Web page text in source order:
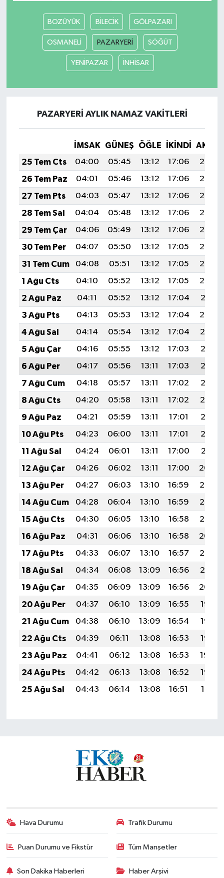
BOZÜYÜK BİLECİK GÖLPAZARI
OSMANELİ PAZARYERİ SÖĞÜT
YENİPAZAR İNHİSAR
PAZARYERİ AYLIK NAMAZ VAKITLERI
İMSAK GÜNEŞ ÖĞLE İKINDI
25 Tem Cts
04:00 05:45 13:12 17:06
20:29
26 Tem Paz
04:01 05:46 13:12 17:06
20:28
27 Tem Pts
04:03 05:47 13:12 17:06
20:27
28 Tem Sal
04:04 05:48 13:12 17:06
20:26
29 Tem Çar
04:06 05:49 13:12 17:06
20:25
30 Tem Per
04:07 05:50 13:12 17:05
20:24
31 Tem Cum
04:08 05:51 13:12 17:05
20:23
1 Ağu Cts
04:10 05:52 13:12 17:05
20:22
2 Ağu Paz
04:11 05:52 13:12 17:04
20:21
3 Ağu Pts
04:13 05:53 13:12 17:04
20:20
4 Ağu Sal
04:14 05:54 13:12 17:04
20:19
5 Ağu Çar
04:16 05:55 13:12 17:03
20:18
6 Ağu Per
04:17 05:56 13:11 17:03
20:17
7 Ağu Cum
04:18 05:57 13:11 17:02
20:15
8 Ağu Cts
04:20 05:58 13:11 17:02
20:14
9 Ağu Paz
04:21 05:59 13:11 17:01
20:13
10 Ağu Pts
04:23 06:00 13:11 17:01
20:12
11 Ağu Sal
04:24 06:01 13:11 17:00
20:11
12 Ağu Çar
04:26 06:02 13:11 17:00
20:09
13 Ağu Per
04:27 06:03 13:10 16:59
20:08
14 Ağu Cum
04:28 06:04 13:10 16:59
20:07
15 Ağu Cts
04:30 06:05 13:10 16:58
20:05
16 Ağu Paz
04:31 06:06 13:10 16:58
20:04
17 Ağu Pts
04:33 06:07 13:10 16:57
20:03
18 Ağu Sal
04:34 06:08 13:09 16:56
20:01
19 Ağu Çar
04:35 06:09 13:09 16:56
20:00
20 Ağu Per
04:37 06:10 13:09 16:55
19:58
21 Ağu Cum
04:38 06:10 13:09 16:54
19:57
22 Ağu Cts
04:39 06:11 13:08 16:53
19:56
23 Ağu Paz
04:41 06:12 13:08 16:53
19:54
24 Ağu Pts
04:42 06:13 13:08 16:52
19:53
25 Ağu Sal
04:43 06:14 13:08 16:51 19:51
Hava Durumu Trafik Durumu
Puan Durumu ve Fikstür Tüm Manşetler
Son Dakika Haberleri Haber Arşivi